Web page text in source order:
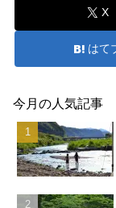
X
はて
今月の人気記事